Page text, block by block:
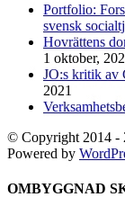
Portfolio:
svensk
Hovrättens
1 oktober,
JO:s kritik av
2021
© Copyright 2014 -
Powered by
Byt
OMBYGGNAD